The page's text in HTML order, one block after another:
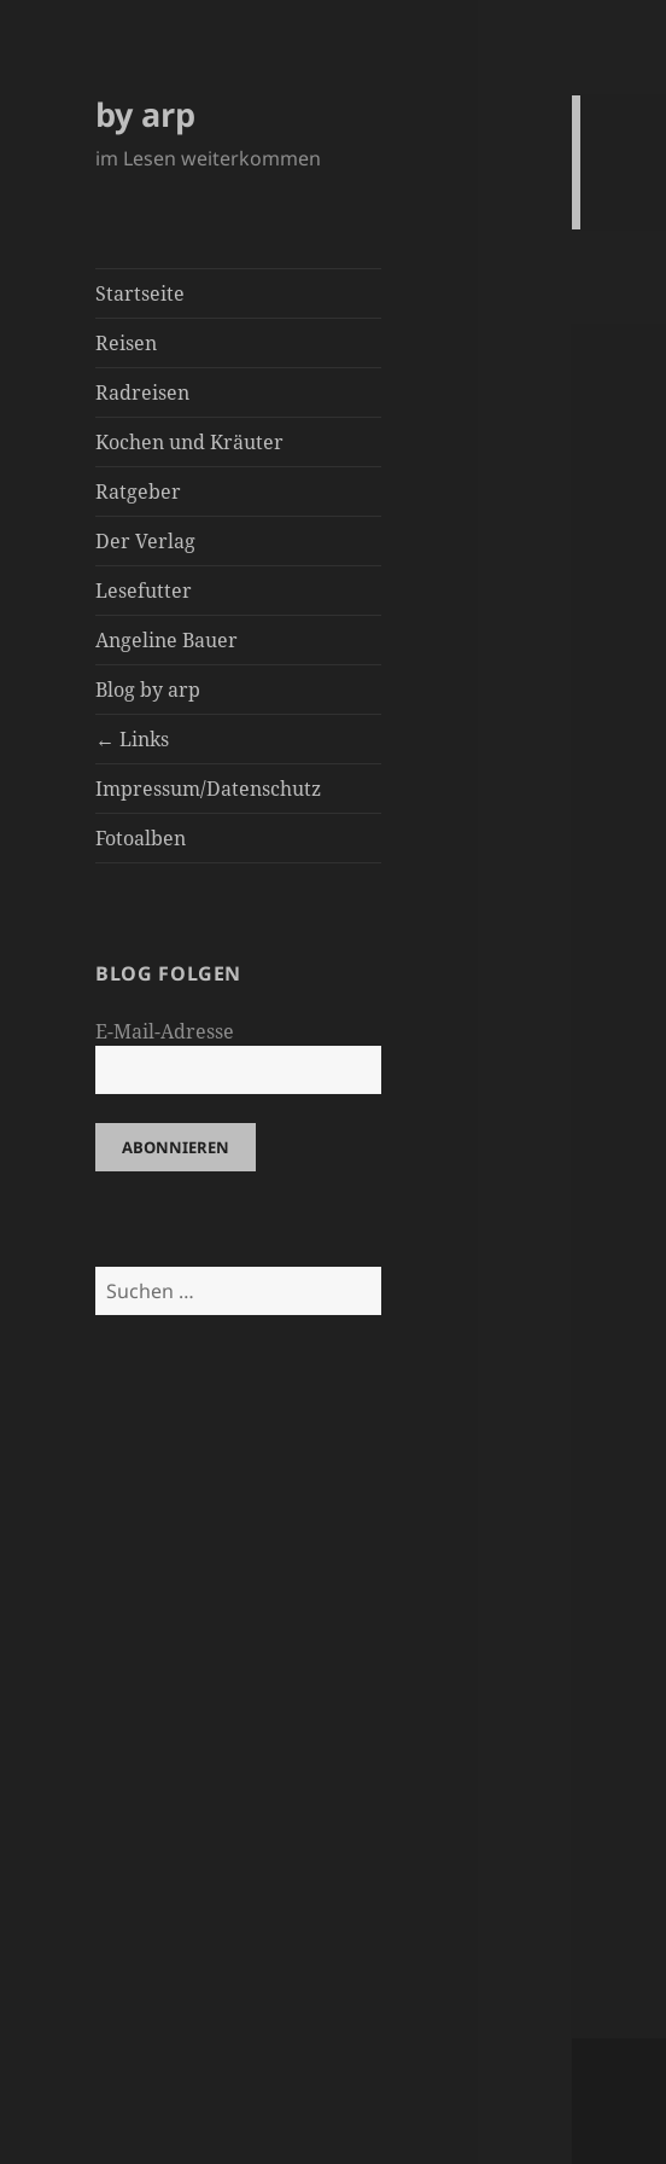
by arp
im Lesen weiterkommen
Startseite
Reisen
Radreisen
Kochen und Kräuter
Ratgeber
Der Verlag
Lesefutter
Angeline Bauer
Blog by arp
← Links
Impressum/Datenschutz
Fotoalben
BLOG FOLGEN
E-Mail-Adresse
Suchen
nach: